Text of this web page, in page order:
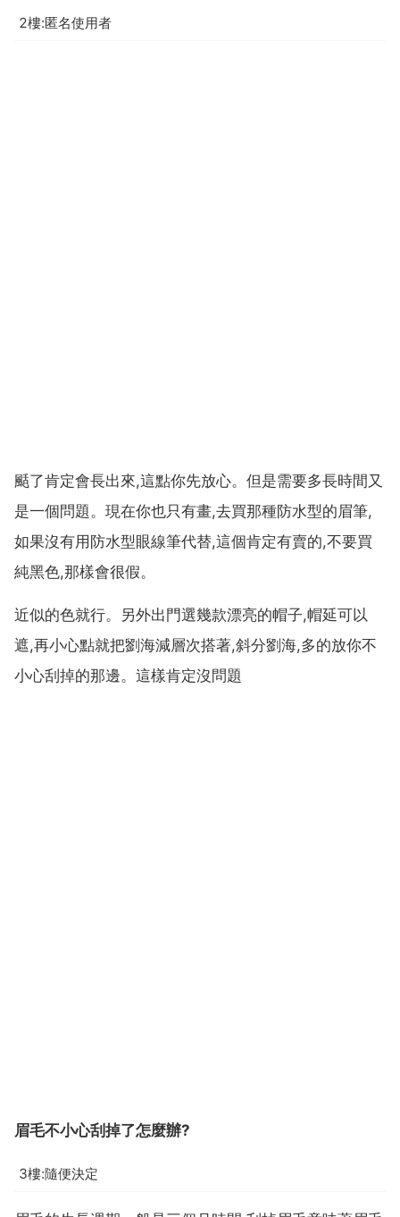
2樓:匿名使用者
颳了肯定會長出來,這點你先放心。但是需要多長時間又
是一個問題。現在你也只有畫,去買那種防水型的眉筆,
如果沒有用防水型眼線筆代替,這個肯定有賣的,不要買
純黑色,那樣會很假。
近似的色就行。另外出門選幾款漂亮的帽子,帽延可以
遮,再小心點就把劉海減層次搭著,斜分劉海,多的放你不
小心刮掉的那邊。這樣肯定沒問題
眉毛不小心刮掉了怎麼辦?
3樓:隨便決定